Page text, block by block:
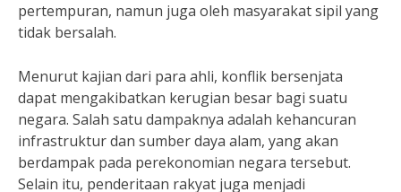
pertempuran, namun juga oleh masyarakat sipil yang
tidak bersalah.
Menurut kajian dari para ahli, konflik bersenjata
dapat mengakibatkan kerugian besar bagi suatu
negara. Salah satu dampaknya adalah kehancuran
infrastruktur dan sumber daya alam, yang akan
berdampak pada perekonomian negara tersebut.
Selain itu, penderitaan rakyat juga menjadi